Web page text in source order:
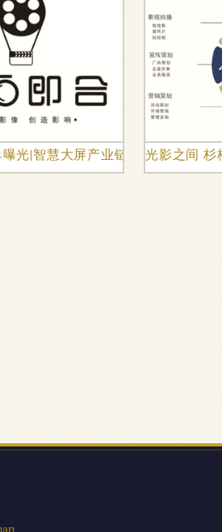
光|智慧大屏产业链核心企业齐聚
光影之间 杉
；，